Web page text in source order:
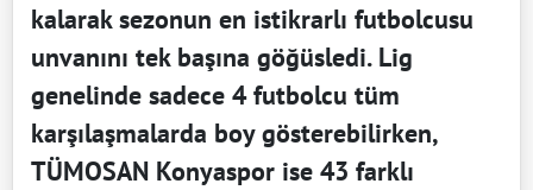
kalarak sezonun en istikrarlı futbolcusu
unvanını tek başına göğüsledi. Lig
genelinde sadece 4 futbolcu tüm
karşılaşmalarda boy gösterebilirken,
TÜMOSAN Konyaspor ise 43 farklı